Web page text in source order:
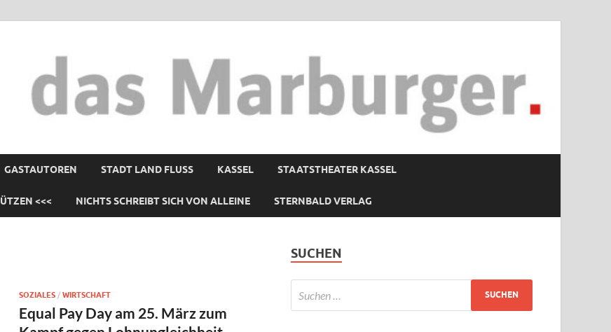
GASTAUTOREN STADT LAND FLUSS KASSEL STAATSTHEATER KASSEL
<<< NICHTS SCHREIBT SICH VON ALLEINE STERNBALD VERLAG
SOZIALES / WIRTSCHAFT
Equal Pay Day am 25. März zum
SUCHEN